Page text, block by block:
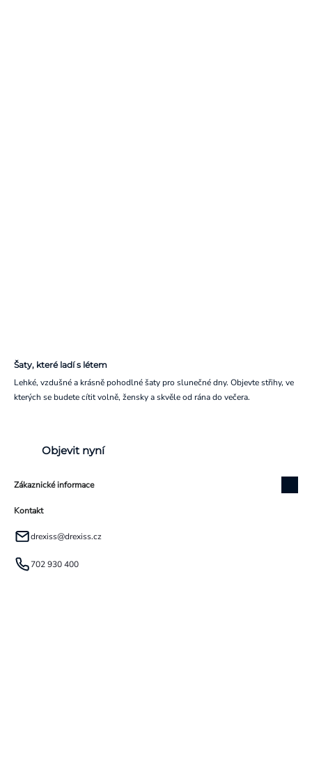
Šaty, které ladí s létem
Lehké, vzdušné a krásně pohodlné šaty pro slunečné dny. Objevte střihy, ve
kterých se budete cítit volně, žensky a skvěle od rána do večera.
Objevit nyní
Zákaznické informace
Kontakt
drexiss@drexiss.cz
702 930 400